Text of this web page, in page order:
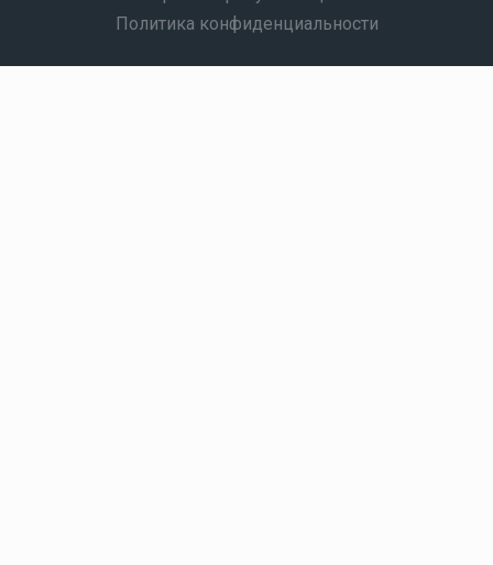
Политика конфиденциальности